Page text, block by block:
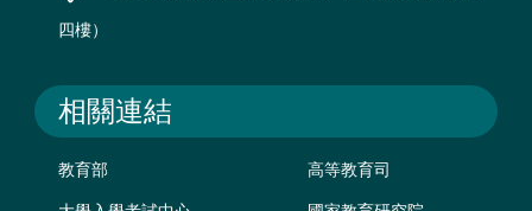
四樓）
相關連結
教育部 高等教育司